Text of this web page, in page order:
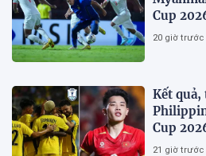
Cup
'chiến
20 giờ trước
Kết quả,
Cup
Nam lộ
21 giờ trước